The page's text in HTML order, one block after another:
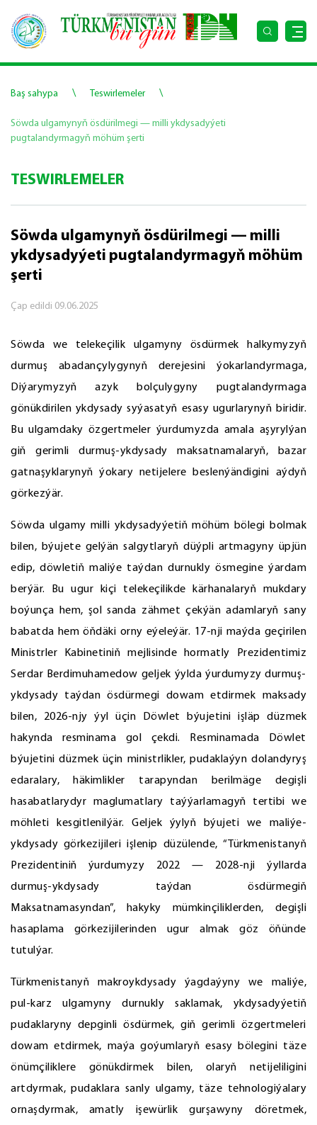
Baş sahypa \ Teswirlemeler \
Söwda ulgamynyň ösdürilmegi — milli ykdysadyýeti
pugtalandyrmagyň möhüm şerti
TESWIRLEMELER
Söwda ulgamynyň ösdürilmegi — milli
ykdysadyýeti pugtalandyrmagyň möhüm
şerti
Çap edildi 09.06.2025
Söwda we telekeçilik ulgamyny ösdürmek halkymyzyň
durmuş abadançylygynyň derejesini ýokarlandyrmaga,
Diýarymyzyň azyk bolçulygyny pugtalandyrmaga
gönükdirilen ykdysady syýasatyň esasy ugurlarynyň biridir.
Bu ulgamdaky özgertmeler ýurdumyzda amala aşyrylýan
giň gerimli durmuş-ykdysady maksatnamalaryň, bazar
gatnaşyklarynyň ýokary netijelere beslenýändigini aýdyň
görkezýär.
Söwda ulgamy milli ykdysadyýetiň möhüm bölegi bolmak
bilen, býujete gelýän salgytlaryň düýpli artmagyny üpjün
edip, döwletiň maliýe taýdan durnukly ösmegine ýardam
berýär. Bu ugur kiçi telekeçilikde kärhanalaryň mukdary
boýunça hem, şol sanda zähmet çekýän adamlaryň sany
babatda hem öňdäki orny eýeleýär. 17-nji maýda geçirilen
Ministrler Kabinetiniň mejlisinde hormatly Prezidentimiz
Serdar Berdimuhamedow geljek ýylda ýurdumyzy durmuş-
ykdysady taýdan ösdürmegi dowam etdirmek maksady
bilen, 2026-njy ýyl üçin Döwlet býujetini işläp düzmek
hakynda resminama gol çekdi. Resminamada Döwlet
býujetini düzmek üçin ministrlikler, pudaklaýyn dolandyryş
edaralary, häkimlikler tarapyndan berilmäge degişli
hasabatlarydyr maglumatlary taýýarlamagyň tertibi we
möhleti kesgitlenilýär. Geljek ýylyň býujeti we maliýe-
ykdysady görkezijileri işlenip düzülende, “Türkmenistanyň
Prezidentiniň ýurdumyzy 2022 — 2028-nji ýyllarda
durmuş-ykdysady taýdan ösdürmegiň
Maksatnamasyndan”, hakyky mümkinçiliklerden, degişli
hasaplama görkezijilerinden ugur almak göz öňünde
tutulýar.
Türkmenistanyň makroykdysady ýagdaýyny we maliýe,
pul-karz ulgamyny durnukly saklamak, ykdysadyýetiň
pudaklaryny depginli ösdürmek, giň gerimli özgertmeleri
dowam etdirmek, maýa goýumlaryň esasy bölegini täze
önümçiliklere gönükdirmek bilen, olaryň netijeliligini
artdyrmak, pudaklara sanly ulgamy, täze tehnologiýalary
ornaşdyrmak, amatly işewürlik gurşawyny döretmek,